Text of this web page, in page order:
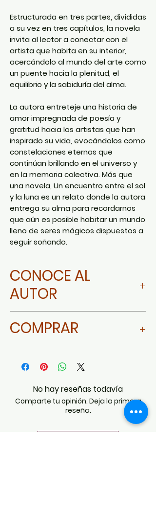
Estructurada en tres partes, divididas
a su vez en tres capítulos, la novela
invita al lector a conectar con el
artista que habita en su interior,
acercándolo al mundo del arte como
un puente hacia la plenitud, el
equilibrio y la sabiduría del alma.
La autora entreteje una historia de
amor impregnada de poesía y
gratitud hacia los artistas que han
inspirado su vida, evocándolos como
constelaciones eternas que
continúan brillando en el universo y
en la memoria colectiva. Más que
una novela, Un encuentro entre el sol
y la luna es un relato donde la autora
entrega su alma para recordarnos
que aún es posible habitar un mundo
lleno de seres mágicos dispuestos a
seguir soñando.
CONOCE AL
AUTOR
COMPRAR
No hay reseñas todavía
Comparte tu opinión. Deja la primera
reseña.